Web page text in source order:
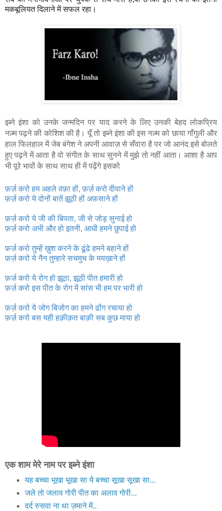
मकबूलियत दिलाने में सफल रहा।
इब्ने इंशा को उनके जन्मदिन पर याद करने के लिए उनकी बेहद लोकप्रिय
नज़्म पढ़ने की कोशिश की है। यूँ तो इब्ने इंशा की इस नज़्म को छाया गाँगुली और
हाल फिलहाल में जेब बंगेश ने अपनी आवाज़ से सँवारा है पर जो आनंद इसे बोलते
हुए पढ़ने में आता है वो संगीत के साथ सुनने में मुझे तो नहीं आता। आशा है आप
भी पूरे भावों के साथ साथ ही में पढ़ेंगे इसको
फ़र्ज़ करो हम अहले वफ़ा हों, फ़र्ज़ करो दीवाने हों
फ़र्ज़ करो ये दोनों बातें झूठी हों अफ़साने हों
फ़र्ज़ करो ये जी की बिपता, जी से जोड़ सुनाई हो
फ़र्ज़ करो अभी और हो इतनी, आधी हमने छुपाई हो
फ़र्ज़ करो तुम्हें ख़ुश करने के ढूंढे हमने बहाने हों
फ़र्ज़ करो ये नैन तुम्हारे सचमुच के मयख़ाने हों
फ़र्ज़ करो ये रोग हो झूठा, झूठी पीत हमारी हो
फ़र्ज़ करो इस पीत के रोग में सांस भी हम पर भारी हो
फ़र्ज़ करो ये जोग बिजोग का हमने ढोंग रचाया हो
फ़र्ज़ करो बस यही हक़ीक़त बाक़ी सब कुछ माया हो
एक शाम मेरे नाम पर इब्ने इंशा
यह बच्चा भूखा भूखा सा ये बच्चा सूखा सूखा सा...
जले तो जलाव गोरी पीत का अलाव गोरी...
दर्द रुसवा ना था ज़माने में..